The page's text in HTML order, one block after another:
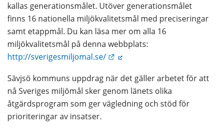
kallas generationsmålet. Utöver generationsmålet
finns 16 nationella miljökvalitetsmål med preciseringar
samt etappmål. Du kan läsa mer om alla 16
http://sverigesmiljomal.se/
Länk till annan webbplats.
Sävjsö kommuns uppdrag när det gäller arbetet för att
nå Sveriges miljömål sker genom länets olika
åtgärdsprogram som ger vägledning och stöd för
prioriteringar av insatser.